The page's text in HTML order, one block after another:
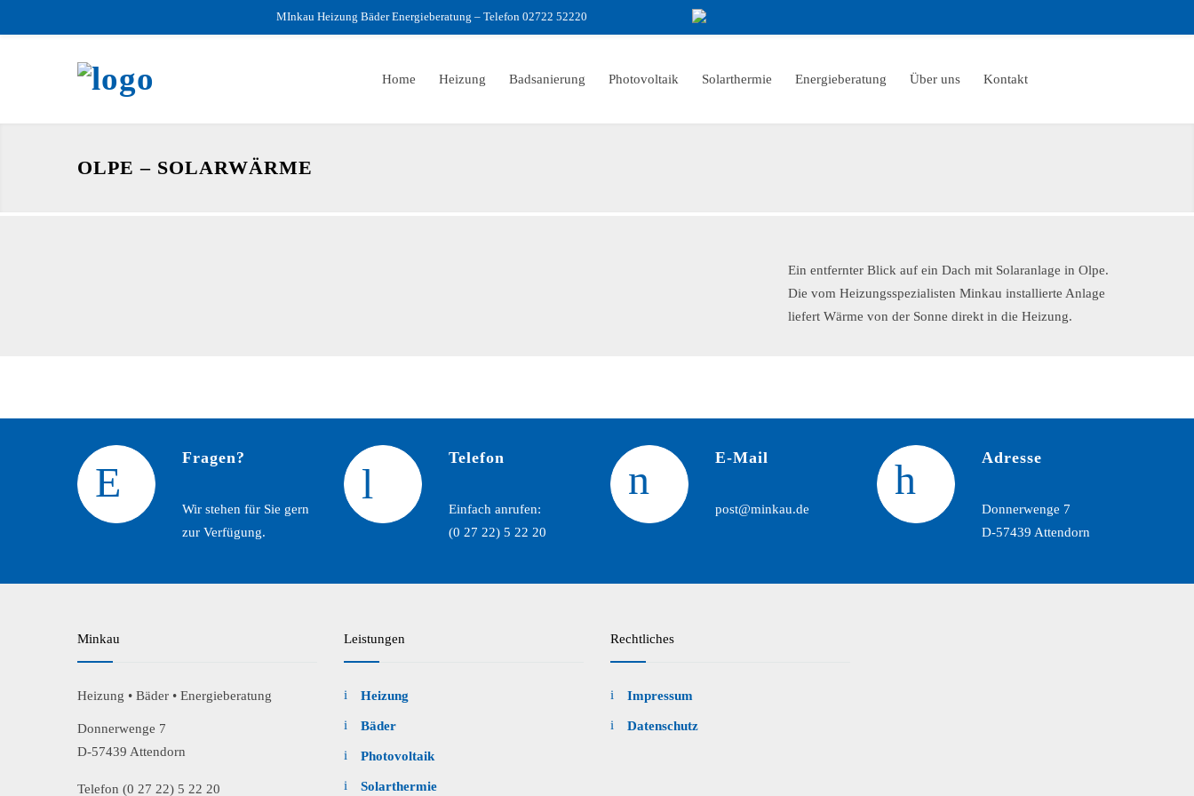
Home Heizung Badsanierung Photovoltaik Solarthermie Energieberatung Über uns Kontakt
OLPE – SOLARWÄRME
Ein entfernter Blick auf ein Dach mit Solaranlage in Olpe.
Die vom Heizungsspezialisten Minkau installierte Anlage
liefert Wärme von der Sonne direkt in die Heizung.
Fragen?
Wir stehen für Sie gern
zur Verfügung.
Telefon
Einfach anrufen:
(0 27 22) 5 22 20
E-Mail
post@minkau.de
Adresse
Donnerwenge 7
D-57439 Attendorn
Minkau
Heizung • Bäder • Energieberatung
Donnerwenge 7
D-57439 Attendorn
Telefon (0 27 22) 5 22 20
Leistungen
Heizung
Bäder
Photovoltaik
Solarthermie
Rechtliches
Impressum
Datenschutz
MInkau Heizung Bäder Energieberatung – Telefon 02722 52220